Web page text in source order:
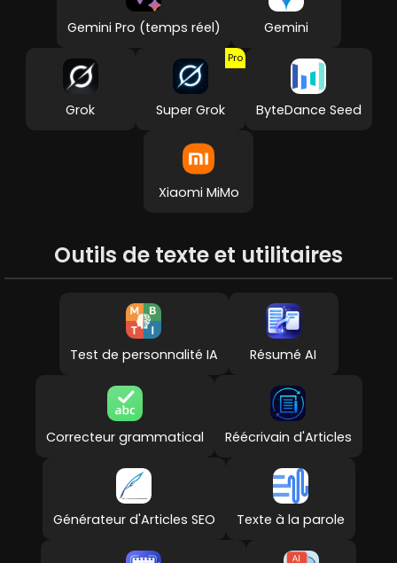
Gemini Pro (temps réel) Gemini
Grok Super Grok
Pro
ByteDance Seed
Xiaomi MiMo
Outils de texte et utilitaires
Test de personnalité IA Résumé AI
Correcteur grammatical Réécrivain d'Articles
Générateur d'Articles SEO Texte à la parole